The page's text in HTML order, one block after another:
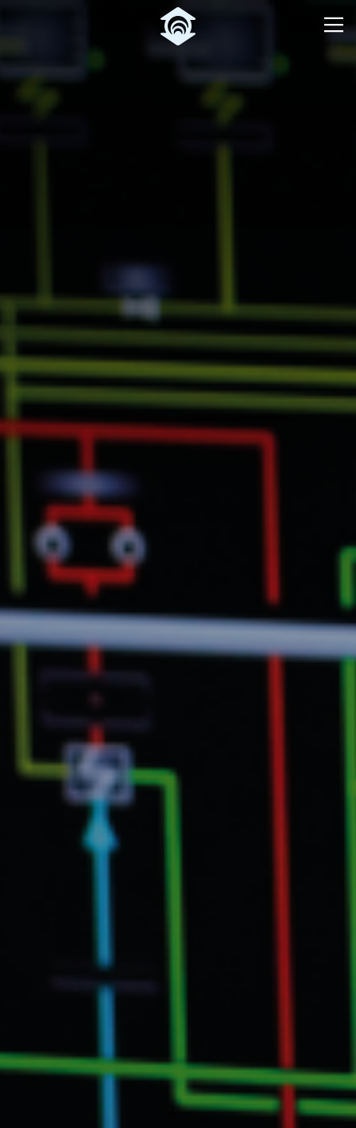
Pular para o Conteúdo principal